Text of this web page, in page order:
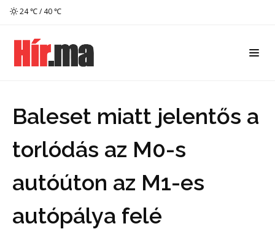
24 ℃ / 40 ℃
Baleset miatt jelentős a
torlódás az M0-s
autóúton az M1-es
autópálya felé